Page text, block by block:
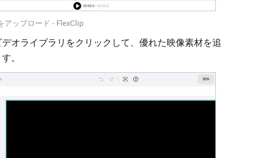
アップロード ‐ FlexClip
オライブラリをクリックして、優れた映像素材を追
。